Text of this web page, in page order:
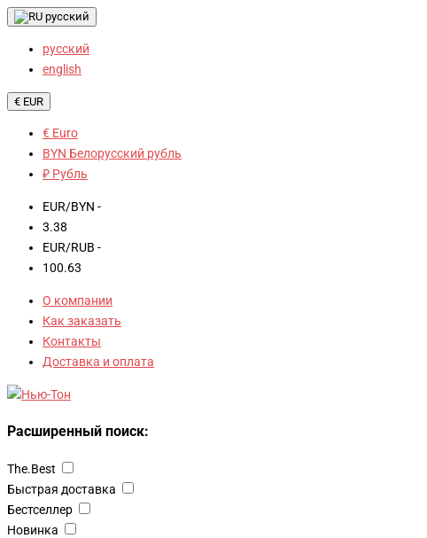
русский
русский
english
€ EUR
€ Euro
BYN Белорусский рубль
₽ Рубль
EUR/BYN -
3.38
EUR/RUB -
100.63
О компании
Как заказать
Контакты
Доставка и оплата
Расширенный поиск:
The.Best
Быстрая доставка
Бестселлер
Новинка